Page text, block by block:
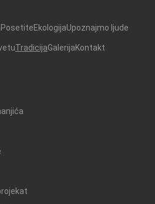
PosetiteEkologijaUpoznajmo ljude
TradicijaGalerijaKontakt